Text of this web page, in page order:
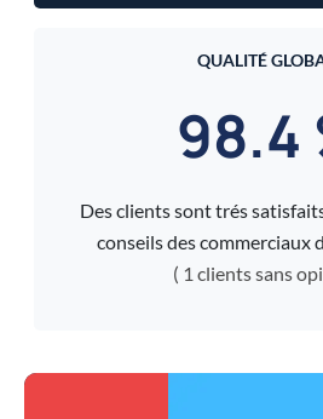
QUALITÉ
98.4
Des clients sont trés
conseils des commerciaux
( 1 clients sans